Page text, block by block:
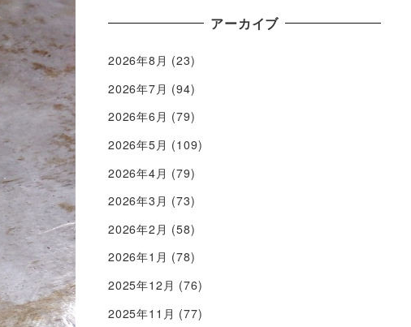
アーカイブ
2026年8月 (23)
2026年7月 (94)
2026年6月 (79)
2026年5月 (109)
2026年4月 (79)
2026年3月 (73)
2026年2月 (58)
2026年1月 (78)
2025年12月 (76)
2025年11月 (77)